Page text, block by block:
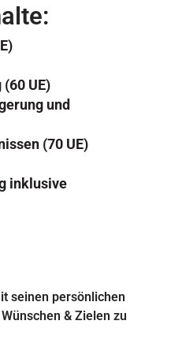
UE)
und
(70 UE)
inklusive
seinen persönlichen
& Zielen zu